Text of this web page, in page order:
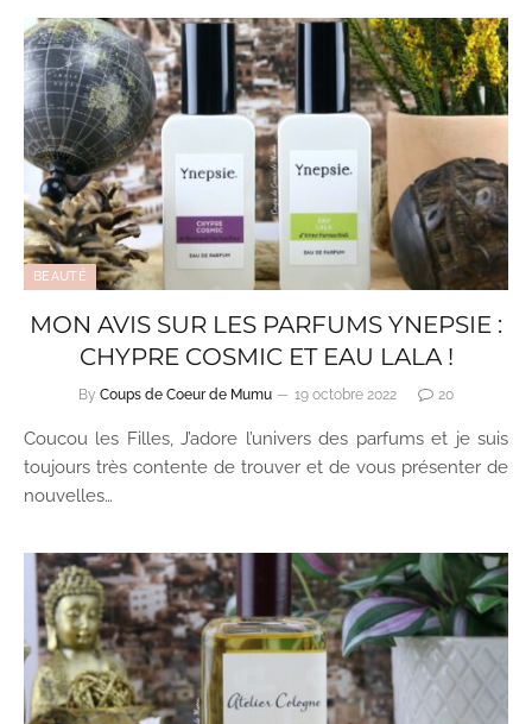
BEAUTÉ
MON AVIS SUR LES PARFUMS YNEPSIE :
CHYPRE COSMIC ET EAU LALA !
By Coups de Coeur de Mumu 19 octobre 2022 20
Coucou les Filles, J’adore l’univers des parfums et je suis
toujours très contente de trouver et de vous présenter de
nouvelles…